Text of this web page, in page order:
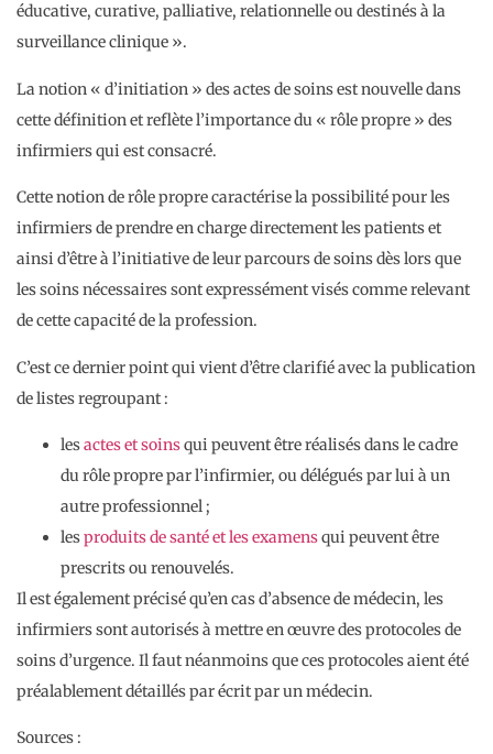
éducative, curative, palliative, relationnelle ou destinés à la
surveillance clinique ».
La notion « d’initiation » des actes de soins est nouvelle dans
cette définition et reflète l’importance du « rôle propre » des
infirmiers qui est consacré.
Cette notion de rôle propre caractérise la possibilité pour les
infirmiers de prendre en charge directement les patients et
ainsi d’être à l’initiative de leur parcours de soins dès lors que
les soins nécessaires sont expressément visés comme relevant
de cette capacité de la profession.
C’est ce dernier point qui vient d’être clarifié avec la publication
de listes regroupant :
lesactes et soinsqui peuvent être réalisés dans le cadre
du rôle propre par l’infirmier, ou délégués par lui à un
autre professionnel ;
lesproduits de santé et les examensqui peuvent être
prescrits ou renouvelés.
Il est également précisé qu’en cas d’absence de médecin, les
infirmiers sont autorisés à mettre en œuvre des protocoles de
soins d’urgence. Il faut néanmoins que ces protocoles aient été
préalablement détaillés par écrit par un médecin.
Sources :